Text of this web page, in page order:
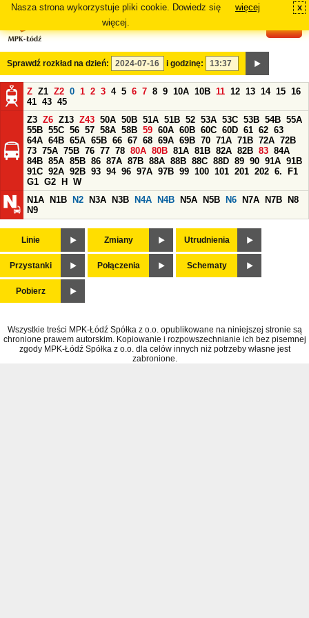
Nasza strona wykorzystuje pliki cookie. Dowiedz się
więcej.
więcej x
Sprawdź rozkład na dzień: i godzinę:
Z Z1 Z2 0 1 2 3 4 5 6 7 8 9 10A 10B 11 12 13 14 15 16
41 43 45
Z3 Z6 Z13 Z43 50A 50B 51A 51B 52 53A 53C 53B 54B 55A
55B 55C 56 57 58A 58B 59 60A 60B 60C 60D 61 62 63
64A 64B 65A 65B 66 67 68 69A 69B 70 71A 71B 72A 72B
73 75A 75B 76 77 78 80A 80B 81A 81B 82A 82B 83 84A
84B 85A 85B 86 87A 87B 88A 88B 88C 88D 89 90 91A 91B
91C 92A 92B 93 94 96 97A 97B 99 100 101 201 202 6.
F1
G1 G2 H
W
N1A
N1B N2 N3A N3B N4A N4B N5A N5B N6 N7A N7B
N8
N9
Linie Zmiany Utrudnienia
Przystanki Połączenia Schematy
Pobierz
Wszystkie treści MPK-Łódź Spółka z o.o. opublikowane na niniejszej stronie są
chronione prawem autorskim. Kopiowanie i rozpowszechnianie ich bez pisemnej
zgody MPK-Łódź Spółka z o.o. dla celów innych niż potrzeby własne jest
zabronione.